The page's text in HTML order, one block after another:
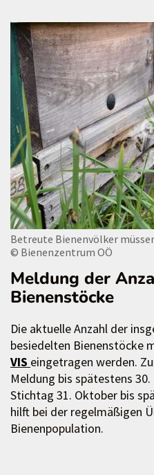
Betreute Bienenvölker
© Bienenzentrum OÖ
Meldung der
Bienenstöcke
Die aktuelle Anzahl der
besiedelten Bienenstöcke
VIS eingetragen werden.
Meldung bis spätestens
Stichtag 31. Oktober bis
hilft bei der regelmäßigen
Bienenpopulation.